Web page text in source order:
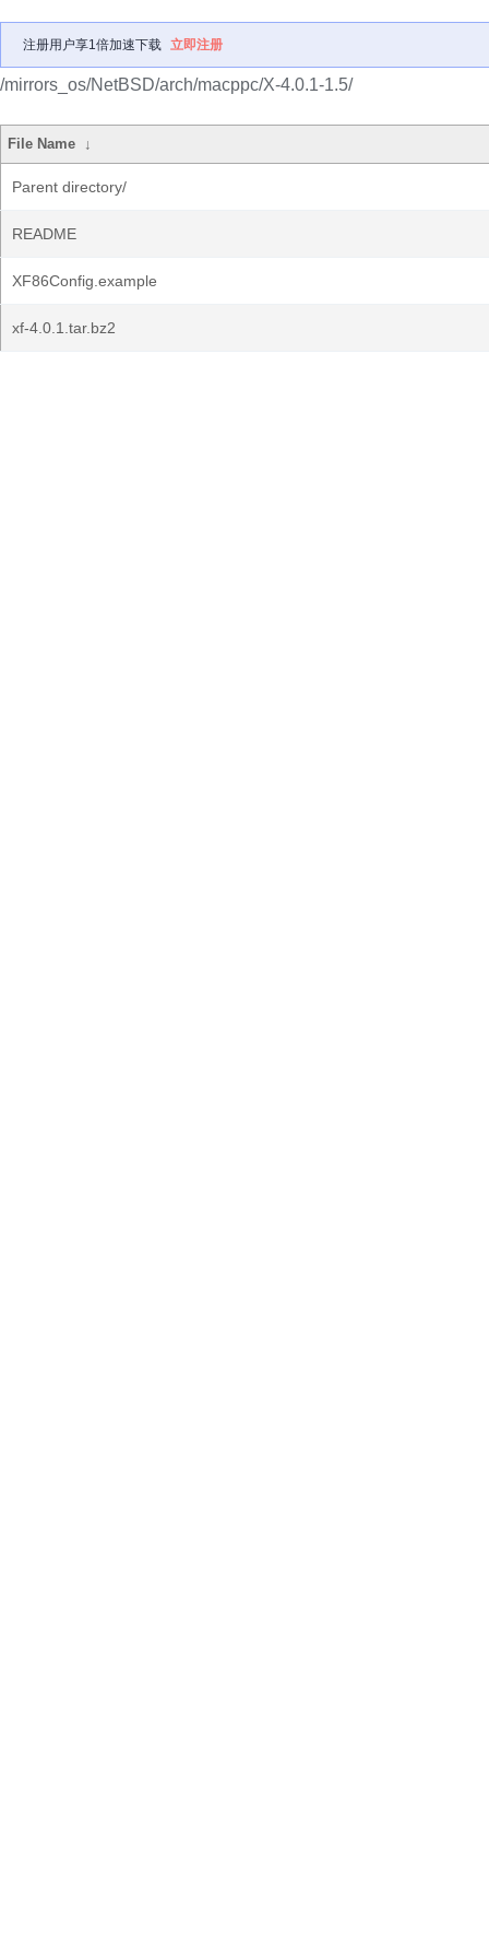
注册用户享1倍加速下载 立即注册
/mirrors_os/NetBSD/arch/macppc/X-4.0.1-1.5/
File Name ↓
Parent directory/
README
XF86Config.example
xf-4.0.1.tar.bz2